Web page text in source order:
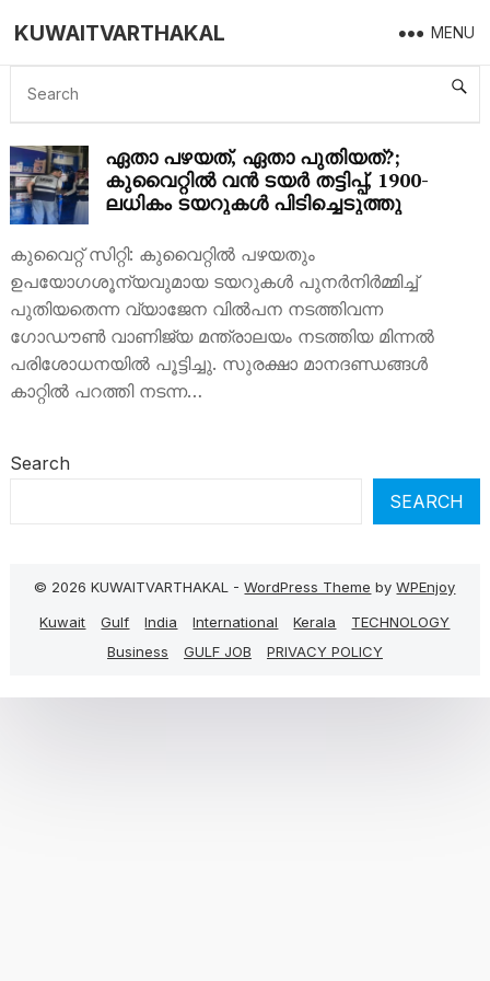
KUWAITVARTHAKAL MENU
USED TIRES
ഏതാ പഴയത്, ഏതാ പുതിയത്?;
കുവൈറ്റിൽ വൻ ടയർ തട്ടിപ്പ്, 1900-
ലധികം ടയറുകൾ പിടിച്ചെടുത്തു
കുവൈറ്റ് സിറ്റി: കുവൈറ്റിൽ പഴയതും
ഉപയോഗശൂന്യവുമായ ടയറുകൾ പുനർനിർമ്മിച്ച്
പുതിയതെന്ന വ്യാജേന വിൽപന നടത്തിവന്ന
ഗോഡൗൺ വാണിജ്യ മന്ത്രാലയം നടത്തിയ മിന്നൽ
പരിശോധനയിൽ പൂട്ടിച്ചു. സുരക്ഷാ മാനദണ്ഡങ്ങൾ
കാറ്റിൽ പറത്തി നടന്ന…
Search
SEARCH
© 2026 KUWAITVARTHAKAL -WordPress Theme byWPEnjoy
Kuwait
Gulf India International Kerala
TECHNOLOGY
Business
GULF JOB PRIVACY POLICY